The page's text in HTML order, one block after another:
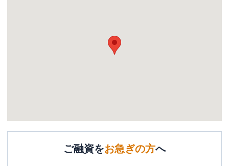
ご融資をお急ぎの方へ